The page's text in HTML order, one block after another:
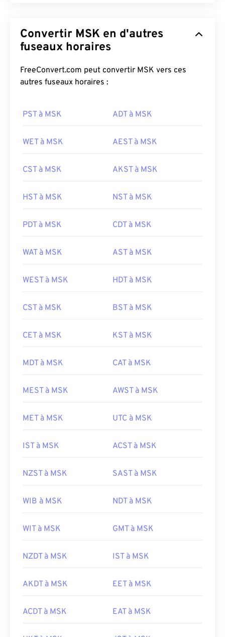
Convertir MSK en d'autres
fuseaux horaires
FreeConvert.com peut convertir MSK vers ces
autres fuseaux horaires :
PST à MSK ADT à MSK
WET à MSK AEST à MSK
CST à MSK AKST à MSK
HST à MSK NST à MSK
PDT à MSK CDT à MSK
WAT à MSK AST à MSK
WEST à MSK HDT à MSK
CST à MSK BST à MSK
CET à MSK KST à MSK
MDT à MSK CAT à MSK
MEST à MSK AWST à MSK
MET à MSK UTC à MSK
IST à MSK ACST à MSK
NZST à MSK SAST à MSK
WIB à MSK NDT à MSK
WIT à MSK GMT à MSK
NZDT à MSK IST à MSK
AKDT à MSK EET à MSK
ACDT à MSK EAT à MSK